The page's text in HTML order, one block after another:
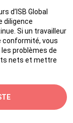
d’ISB Global
diligence
Si un travailleur
conformité, vous
problèmes de
nets et mettre